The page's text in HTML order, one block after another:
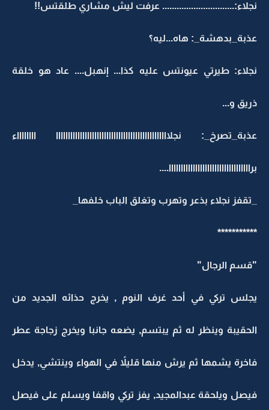
نجلاء:.............................. عرفت ليش مشاري طلقتس!!
عذبة_بدهشة_: هاه...ليه؟
نجلاء: طيرتي عيونتس عليه كذا... إنهبل.... عاد هو خلقة
ذريق و...
عذبة_تصرخ_: نجلااااااااااااااااااااااااااااااااااااااااااااااا ااااااااء
براااااااااااااااااااااااااااااااااا....
_تقفز نجلاء بذعر وتهرب وتغلق الباب خلفها_
***********
"قسم الرجال"
يجلس تركي في أحد غرف النوم , يخرج حذائه الجديد من
الحقيبة وينظر له ثم يبتسم, يضعه جانبا ويخرج زجاجة عطر
فاخرة يشمها ثم يرش منها قليلاً في الهواء وينتشي, يدخل
فيصل ويلحقة عبدالمجيد, يفز تركي واقفا ويسلم على فيصل